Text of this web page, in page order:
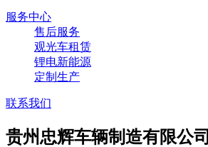
服务中心
售后服务
观光车租赁
锂电新能源
定制生产
联系我们
贵州忠辉车辆制造有限公司